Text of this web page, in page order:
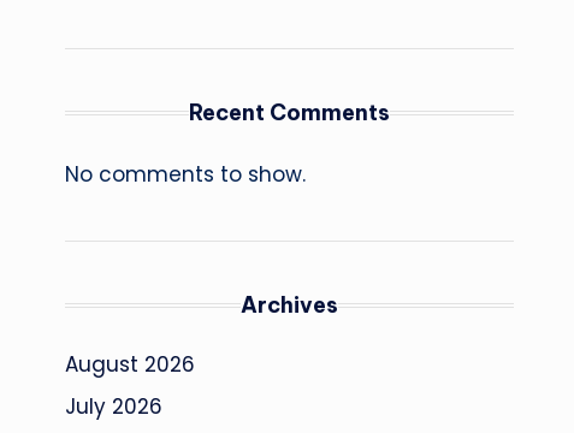
Recent Comments
No comments to show.
Archives
August 2026
July 2026